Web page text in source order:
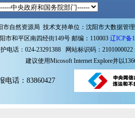
市自然资源局 技术支持单位：沈阳市大数据管
市和平区南四经街149号 邮编：110003 辽ICP备
电话：024-23291388 网站标识码：2101000022
建议使用Micosoft Internet Explore并以
电话：83860427